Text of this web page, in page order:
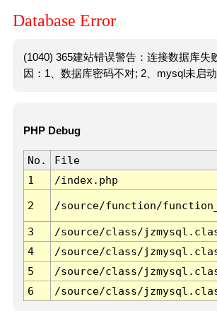
Database Error
(1040) 365建站错误警告：连接数据库失
因：1、数据库密码不对; 2、mysql未启动
PHP Debug
No. File
1
/index.php
2 /source/function/
3 /source/class/
4
/source/class/
5
/source/class/
6
/source/class/